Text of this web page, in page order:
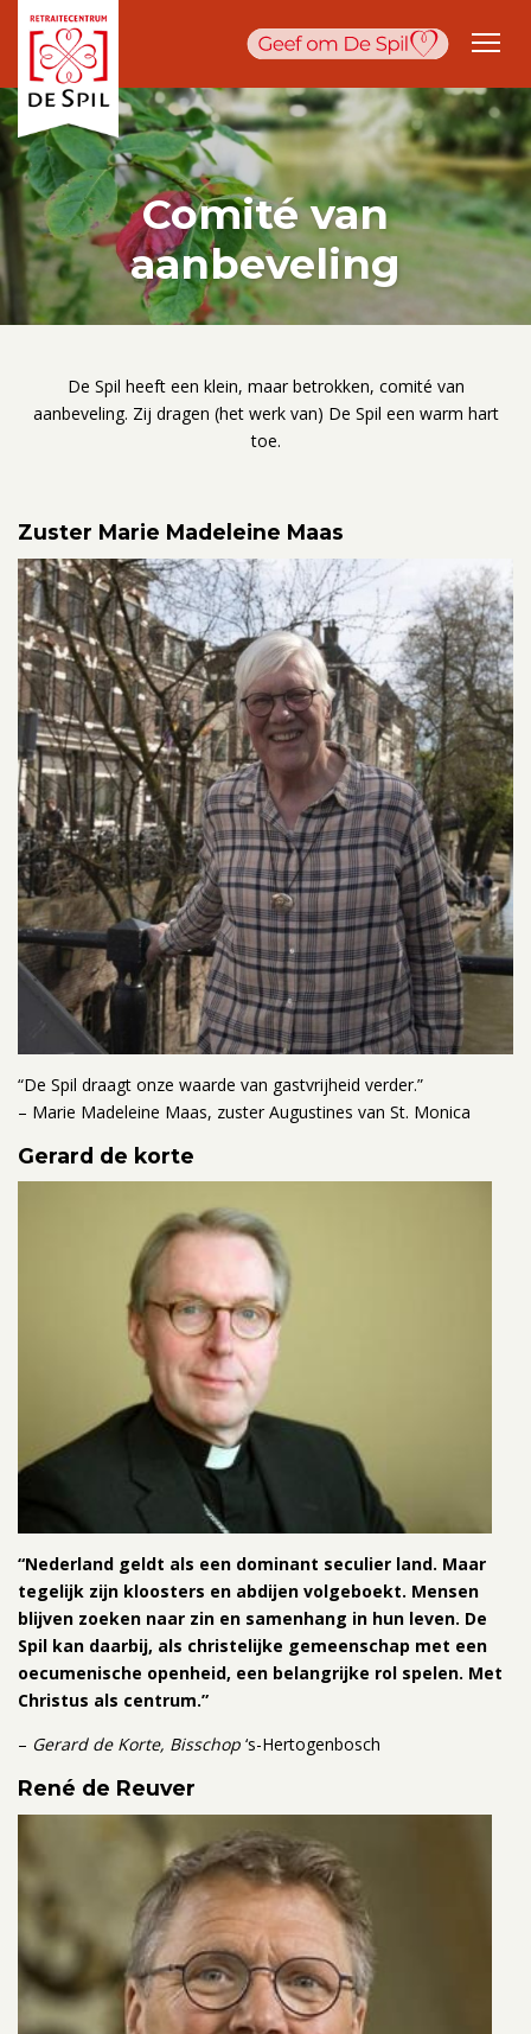
Comité van
aanbeveling
De Spil heeft een klein, maar betrokken, comité van
aanbeveling. Zij dragen (het werk van) De Spil een warm hart
toe.
Zuster Marie Madeleine Maas
“De Spil draagt onze waarde van gastvrijheid verder.”
– Marie Madeleine Maas, zuster Augustines van St. Monica
Gerard de korte
“Nederland geldt als een dominant seculier land. Maar
tegelijk zijn kloosters en abdijen volgeboekt. Mensen
blijven zoeken naar zin en samenhang in hun leven. De
Spil kan daarbij, als christelijke gemeenschap met een
oecumenische openheid, een belangrijke rol spelen. Met
Christus als centrum.”
– Gerard de Korte, Bisschop ‘s-Hertogenbosch
René de Reuver